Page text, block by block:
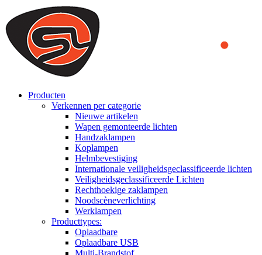
We use cookies to ensure that we provide you the best experience
on our website. By continuing to browse this website, you accept
that cookies are used to help us analyze how the website is used and
to offer you a better experience. To learn more or to find out how
you can disable cookies, you can access our
Producten
Verkennen per categorie
Nieuwe artikelen
Wapen gemonteerde lichten
Handzaklampen
Koplampen
Helmbevestiging
Internationale veiligheidsgeclassificeerde lichten
Veiligheidsgeclassificeerde Lichten
Rechthoekige zaklampen
Noodscèneverlichting
Werklampen
Producttypes:
Oplaadbare
Oplaadbare USB
Multi-Brandstof